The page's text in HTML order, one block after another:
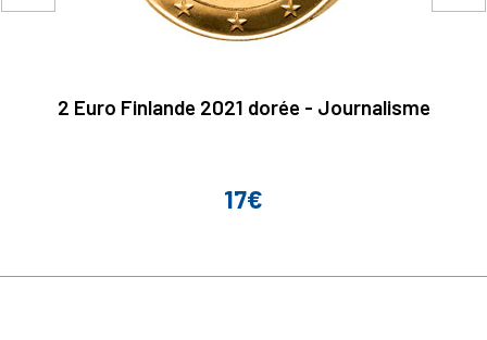
2 Euro Finlande 2021 dorée - Journalisme
Prix
17€